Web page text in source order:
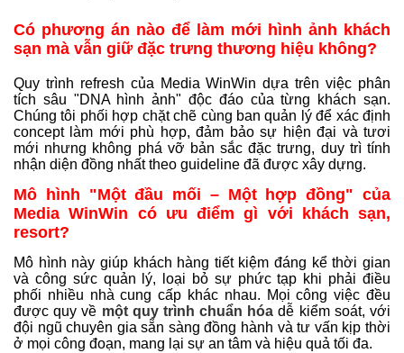
Có phương án nào để làm mới hình ảnh khách
sạn mà vẫn giữ đặc trưng thương hiệu không?
Quy trình refresh của Media WinWin dựa trên việc phân
tích sâu "DNA hình ảnh" độc đáo của từng khách sạn.
Chúng tôi phối hợp chặt chẽ cùng ban quản lý để xác định
concept làm mới phù hợp, đảm bảo sự hiện đại và tươi
mới nhưng không phá vỡ bản sắc đặc trưng, duy trì tính
nhận diện đồng nhất theo guideline đã được xây dựng.
Mô hình "Một đầu mối – Một hợp đồng" của
Media WinWin có ưu điểm gì với khách sạn,
resort?
Mô hình này giúp khách hàng tiết kiệm đáng kể thời gian
và công sức quản lý, loại bỏ sự phức tạp khi phải điều
phối nhiều nhà cung cấp khác nhau. Mọi công việc đều
được quy về một quy trình chuẩn hóa dễ kiểm soát, với
đội ngũ chuyên gia sẵn sàng đồng hành và tư vấn kịp thời
ở mọi công đoạn, mang lại sự an tâm và hiệu quả tối đa.